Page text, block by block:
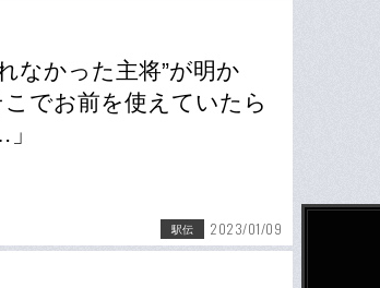
なかった主将”が明か
こでお前を使えていたら
駅伝 2023/01/09